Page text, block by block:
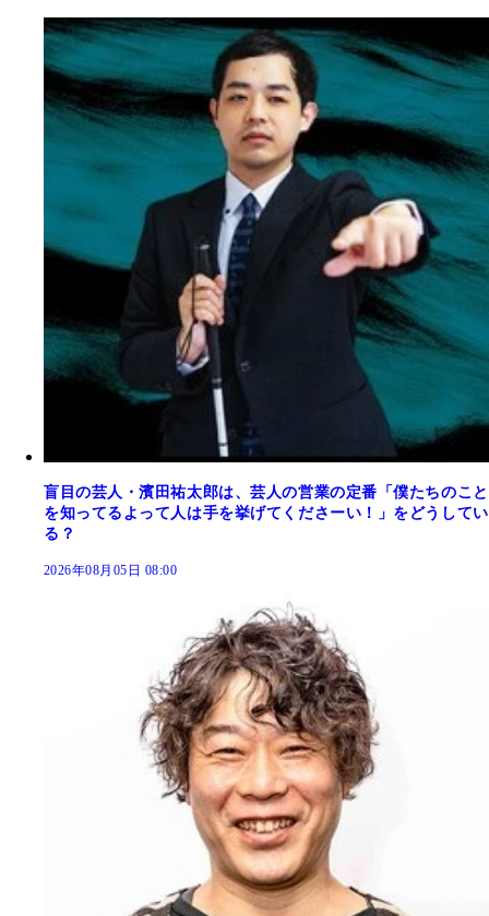
盲目の芸人・濱田祐太郎は、芸人の営業の定番「僕たちのこと
を知ってるよって人は手を挙げてくださーい！」をどうしてい
る？
2026年08月05日 08:00